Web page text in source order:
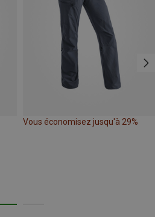
Vous économisez jusqu'à 29%